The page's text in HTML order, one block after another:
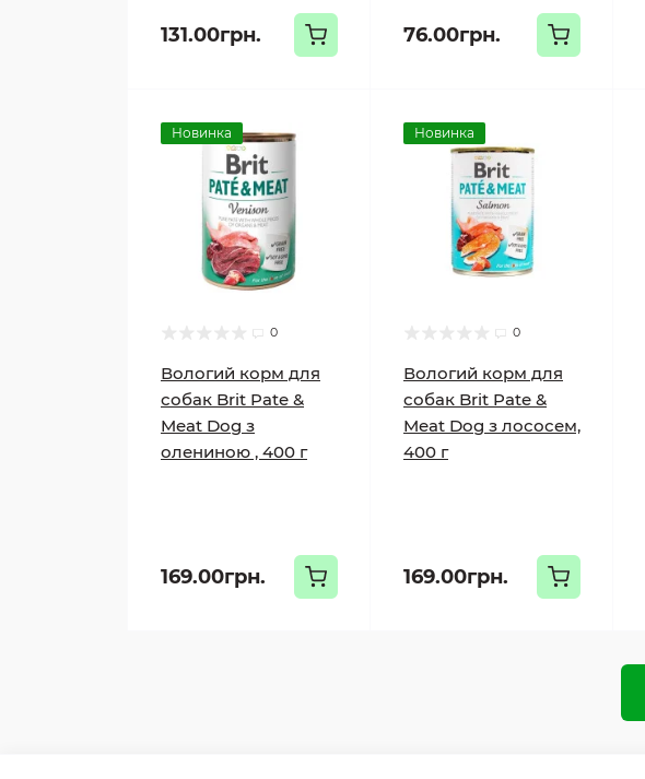
131.00грн. 76.00грн.
Новинка
0
Вологий корм для
собак Brit Pate &
Meat Dog з
олениною , 400 г
169.00грн.
Новинка
0
Вологий корм для
собак Brit Pate &
Meat Dog з лососем,
400 г
169.00грн.